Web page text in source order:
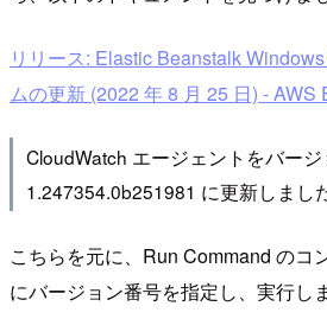
リリース: Elastic Beanstalk
ムの更新 (2022 年 8 月 25 日) - AWS
CloudWatch エージェントをバージ
1.247354.0b251981 に更新しました
こちらを元に、Run Command のコ
にバージョン番号を指定し、実行しま